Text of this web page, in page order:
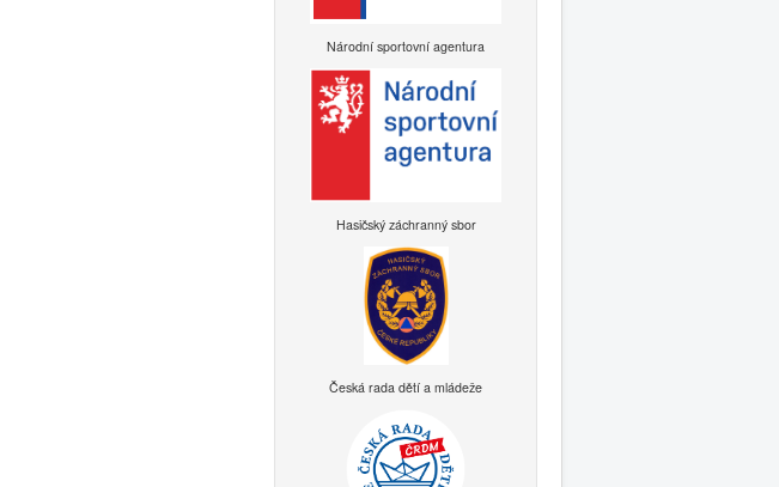
Národní sportovní agentura
Hasičský záchranný sbor
Česká rada dětí a mládeže